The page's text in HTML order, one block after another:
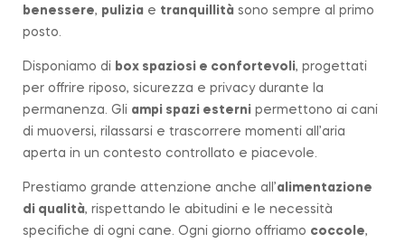
benessere, pulizia e tranquillità sono sempre al primo
posto.
Disponiamo di box spaziosi e confortevoli, progettati
per offrire riposo, sicurezza e privacy durante la
permanenza. Gli ampi spazi esterni permettono ai cani
di muoversi, rilassarsi e trascorrere momenti all’aria
aperta in un contesto controllato e piacevole.
Prestiamo grande attenzione anche all’alimentazione
di qualità, rispettando le abitudini e le necessità
specifiche di ogni cane. Ogni giorno offriamo coccole,